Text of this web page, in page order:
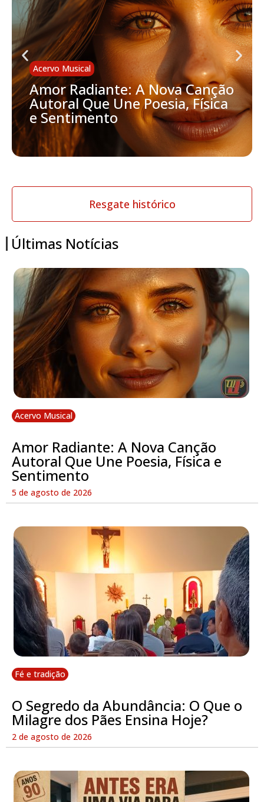
Acervo Musical
Amor Radiante: A Nova Canção
Autoral Que Une Poesia, Física
e Sentimento
Resgate histórico
Últimas Notícias
Acervo Musical
Amor Radiante: A Nova Canção
Autoral Que Une Poesia, Física e
Sentimento
5 de agosto de 2026
Fé e tradição
O Segredo da Abundância: O Que o
Milagre dos Pães Ensina Hoje?
2 de agosto de 2026